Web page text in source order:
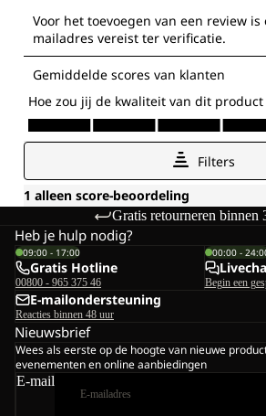
Gratis retourneren binnen
Heb je hulp nodig?
09:00 - 17:00
Gratis Hotline
00800 - 965 375 46
00:00 -
Begin een
E-mailondersteuning
Reacties binnen 48 uur
Nieuwsbrief
Wees als eerste op de hoogte van nieuwe
evenementen en online aanbiedingen
E-mail